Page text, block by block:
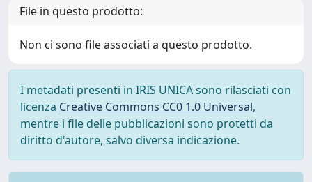
File in questo prodotto:
Non ci sono file associati a questo prodotto.
I metadati presenti in IRIS UNICA sono rilasciati con
licenza Creative Commons CC0 1.0 Universal,
mentre i file delle pubblicazioni sono protetti da
diritto d'autore, salvo diversa indicazione.